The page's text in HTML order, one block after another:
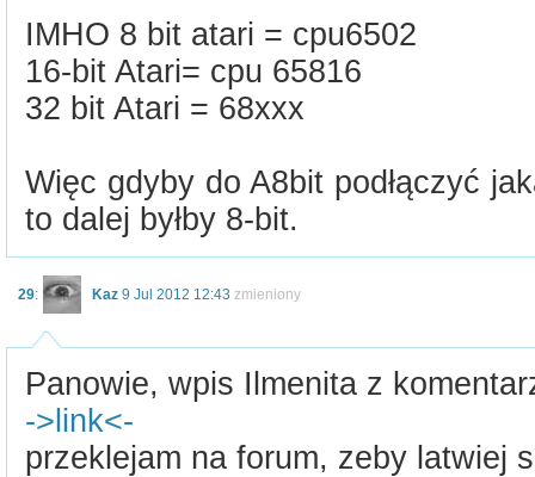
IMHO 8 bit atari = cpu6502
16-bit Atari= cpu 65816
32 bit Atari = 68xxx
Więc gdyby do A8bit podłączyć
to dalej byłby 8-bit.
29: Kaz 9 Jul 2012 12:43 zmieniony
Panowie, wpis Ilmenita z
->link<-
przeklejam na forum, zeby latwiej